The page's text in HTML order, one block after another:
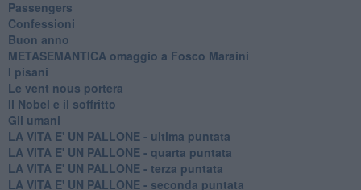
Passengers
Confessioni
Buon anno
METASEMANTICA omaggio a Fosco Maraini
I pisani
Le vent nous portera
Il Nobel e il soffritto
Gli umani
LA VITA E' UN PALLONE - ultima puntata
LA VITA E' UN PALLONE - quarta puntata
LA VITA E' UN PALLONE - terza puntata
LA VITA E' UN PALLONE - seconda puntata